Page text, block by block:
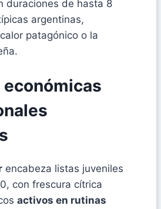
duraciones de hasta 8
argentinas,
patagónico o la
encabeza listas juveniles
con frescura cítrica
activos en rutinas